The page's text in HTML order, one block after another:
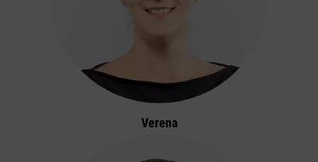
Verena